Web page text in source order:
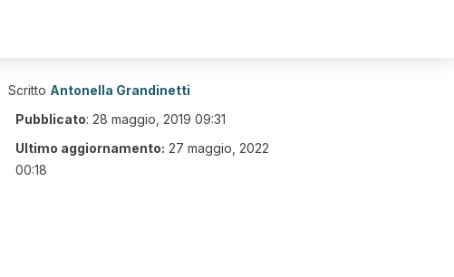
Scritto Antonella Grandinetti
Pubblicato: 28 maggio, 2019 09:31
Ultimo aggiornamento: 27 maggio, 2022
00:18